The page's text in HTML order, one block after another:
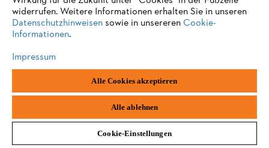
Datenschutzhinweise
hier:
https://policies.google.com/privacy?hl=de
Auf unserer Webseite setzen wir reCAPTCHA v2 ein.
widerrufen. Weitere Informationen erhalten Sie in unseren
Datenschutzhinweisensowie in unsereren Cookie-
Informationen.
Impressum
Alle Cookies akzeptieren
Alle ablehnen
Cookie-Einstellungen